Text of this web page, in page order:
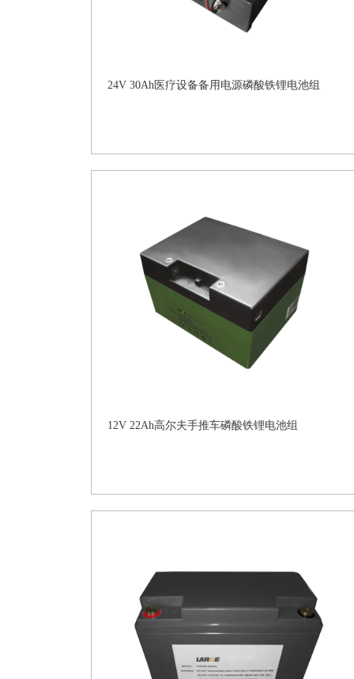
24V 30Ah医疗设备备用电源磷酸铁锂电池组
12V 22Ah高尔夫手推车磷酸铁锂电池组